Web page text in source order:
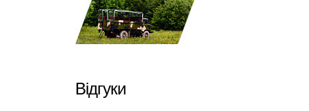
Відгуки